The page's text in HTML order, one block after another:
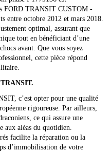
FORD TRANSIT CUSTOM -
entre octobre 2012 et mars 2018.
optimal, assurant que
tout en bénéficiant d’une
avant. Que vous soyez
cette pièce répond
c’est opter pour une qualité
rigoureuse. Par ailleurs,
ce qui assure une
aux aléas du quotidien.
facilite la réparation ou la
d’immobilisation de votre